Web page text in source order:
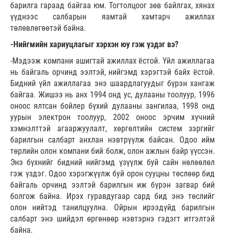
барилга гараад байгаа юм. Тогтолцоог зөв байлгах, хянах
үүднээс салбарын яамтай хамтарч ажиллах
төлөвлөгөөтэй байна.
-Нийгмийн хариуцлагыг хэрхэн юу гэж үздэг вэ?
-Мэдээж компани ашигтай ажиллах ёстой. Үйл ажиллагаа
нь байгаль орчинд ээлтэй, нийгэмд хэрэгтэй байх ёстой.
Бидний үйл ажиллагаа энэ шаардлагуудыг бүрэн хангаж
байгаа. Жишээ нь анх 1994 онд ус, дулааны тоолуур, 1996
оноос ялтсан бойлер бүхий дулааны зангилаа, 1998 онд
уурын электрон тоолуур, 2002 оноос эрчим хүчний
хэмнэлттэй агааржуулалт, хөргөлтийн систем зэргийг
барилгын салбарт анхлан нэвтрүүлж байсан. Одоо ийм
төрлийн олон компани бий болж, олон ажлын байр үүссэн.
Энэ бүхнийг бидний нийгэмд үзүүлж буй сайн нөлөөлөл
гэж үздэг. Одоо хэрэгжүүлж буй орон сууцны төслөөр бид
байгаль орчинд ээлтэй барилгын иж бүрэн загвар бий
болгож байна. Ирэх гуравдугаар сард бид энэ төслийг
олон нийтэд танилцуулна. Ойрын ирээдүйд барилгын
салбарт энэ шийдэл өргөнөөр нэвтэрнэ гэдэгт итгэлтэй
байна.